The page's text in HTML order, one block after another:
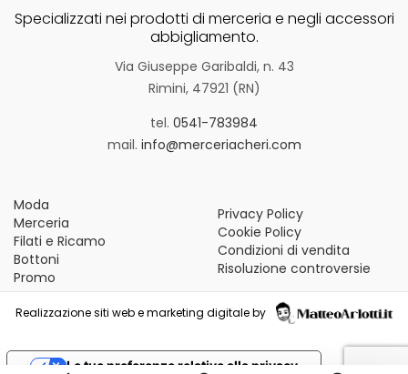
Specializzati nei prodotti di merceria e negli accessori
abbigliamento.
Via Giuseppe Garibaldi, n. 43
Rimini, 47921 (RN)
tel. 0541-783984
mail. info@merceriacheri.com
Moda
Merceria
Filati e Ricamo
Bottoni
Promo
Privacy Policy
Cookie Policy
Condizioni di vendita
Risoluzione controversie
Realizzazione siti web e marketing digitale by
Le tue preferenze relative alla privacy